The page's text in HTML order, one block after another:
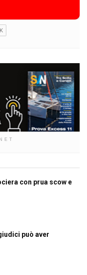
con prua scow e
può aver